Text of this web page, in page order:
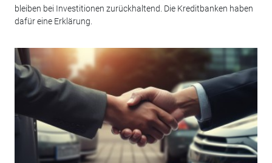
bleiben bei Investitionen zurückhaltend. Die Kreditbanken haben
dafür eine Erklärung.